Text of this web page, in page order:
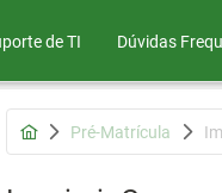
de TI Dúvidas
Pré-Matrícula